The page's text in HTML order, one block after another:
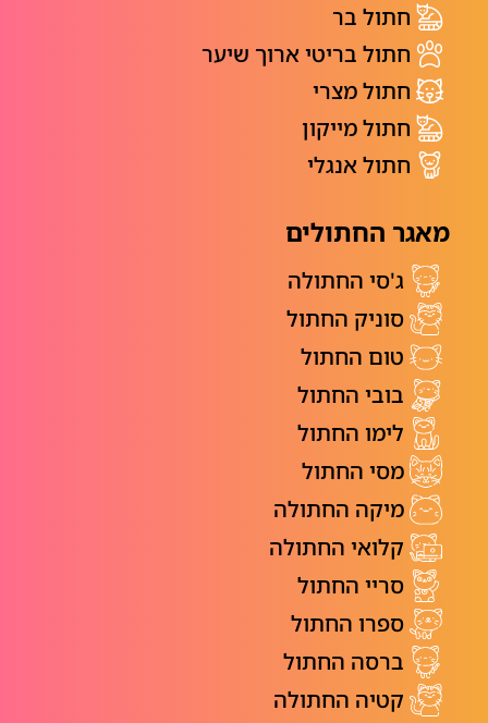
חתול בר
חתול בריטי ארוך שיער
חתול מצרי
חתול מייקון
חתול אנגלי
מאגר החתולים
ג'סי החתולה
סוניק החתול
טום החתול
בובי החתול
לימו החתול
מסי החתול
מיקה החתולה
קלואי החתולה
סריי החתול
ספרו החתול
ברסה החתול
קטיה החתולה